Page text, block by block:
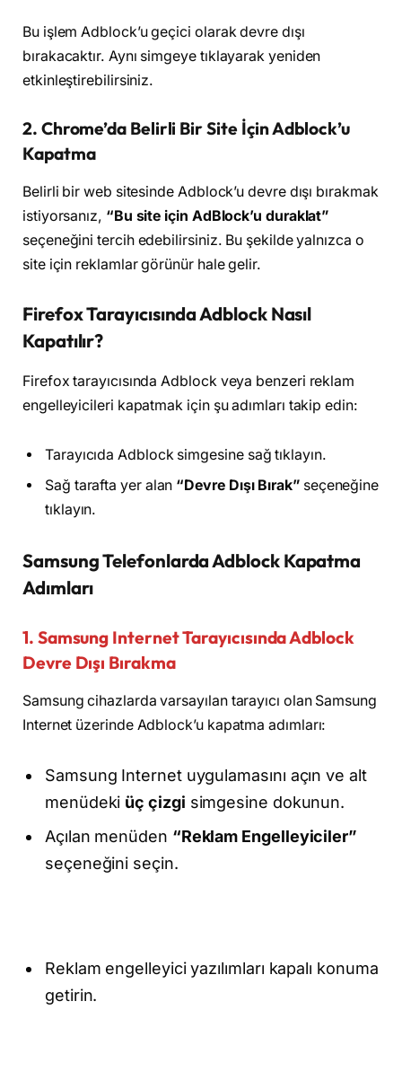
Bu işlem Adblock’u geçici olarak devre dışı
bırakacaktır. Aynı simgeye tıklayarak yeniden
etkinleştirebilirsiniz.
2. Chrome’da Belirli Bir Site İçin Adblock’u
Kapatma
Belirli bir web sitesinde Adblock’u devre dışı bırakmak
istiyorsanız, “Bu site için AdBlock’u duraklat”
seçeneğini tercih edebilirsiniz. Bu şekilde yalnızca o
site için reklamlar görünür hale gelir.
Firefox Tarayıcısında Adblock Nasıl
Kapatılır?
Firefox tarayıcısında Adblock veya benzeri reklam
engelleyicileri kapatmak için şu adımları takip edin:
Tarayıcıda Adblock simgesine sağ tıklayın.
Sağ tarafta yer alan “Devre Dışı Bırak”seçeneğine
tıklayın.
Samsung Telefonlarda Adblock Kapatma
Adımları
1. Samsung Internet Tarayıcısında Adblock
Devre Dışı Bırakma
Samsung cihazlarda varsayılan tarayıcı olan Samsung
Internet üzerinde Adblock’u kapatma adımları:
Samsung Internet uygulamasını açın ve alt
menüdeki üç çizgi simgesine dokunun.
Açılan menüden “Reklam Engelleyiciler”
seçeneğini seçin.
Reklam engelleyici yazılımları kapalı konuma
getirin.